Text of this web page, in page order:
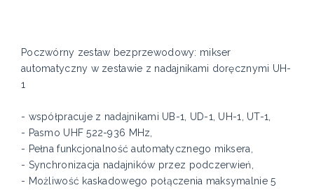
Poczwórny zestaw bezprzewodowy: mikser
automatyczny w zestawie z nadajnikami doręcznymi UH-
1
- współpracuje z nadajnikami UB-1, UD-1, UH-1, UT-1,
- Pasmo UHF 522-936 MHz,
- Pełna funkcjonalność automatycznego miksera,
- Synchronizacja nadajników przez podczerwień,
- Możliwość kaskadowego połączenia maksymalnie 5